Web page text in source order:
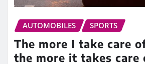
AUTOMOBILES SPORTS
The more I take care
the more it takes care